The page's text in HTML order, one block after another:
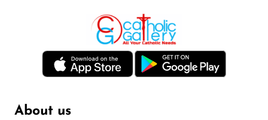
About us